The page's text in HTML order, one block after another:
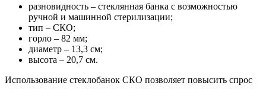
разновидность – стеклянная банка с возможностью
ручной и машинной стерилизации;
тип – СКО;
горло – 82 мм;
диаметр – 13,3 см;
высота – 20,7 см.
Использование стеклобанок СКО позволяет повысить спрос